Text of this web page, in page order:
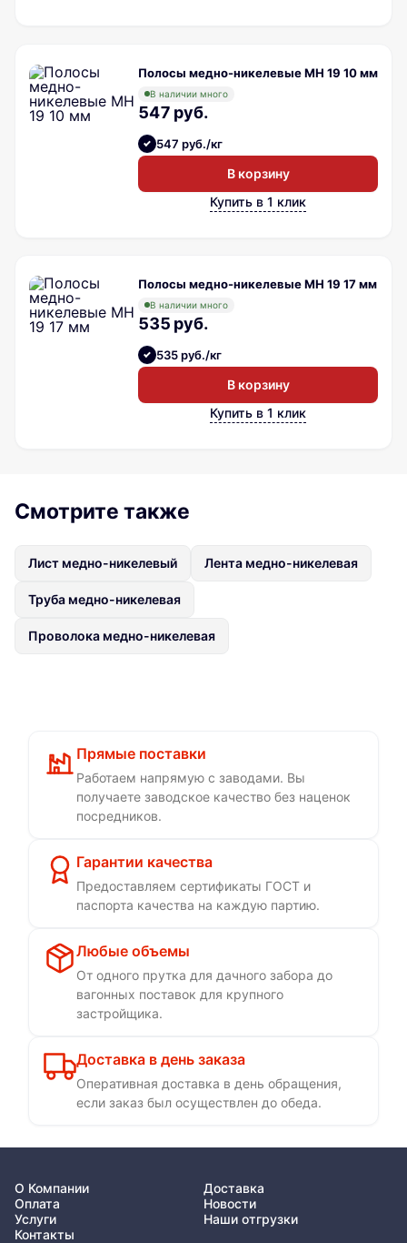
Полосы медно-никелевые МН 19 10 мм
В наличии много
547 руб.
547 руб./кг
В корзину
Купить в 1 клик
Полосы медно-никелевые МН 19 17 мм
В наличии много
535 руб.
535 руб./кг
В корзину
Купить в 1 клик
Смотрите также
Лист медно-никелевый Лента медно-никелевая
Труба медно-никелевая
Проволока медно-никелевая
Прямые поставки
Работаем напрямую с заводами. Вы
получаете заводское качество без наценок
посредников.
Гарантии качества
Предоставляем сертификаты ГОСТ и
паспорта качества на каждую партию.
Любые объемы
От одного прутка для дачного забора до
вагонных поставок для крупного
застройщика.
Доставка в день заказа
Оперативная доставка в день обращения,
если заказ был осуществлен до обеда.
О Компании
Доставка
Оплата
Новости
Услуги
Наши отгрузки
Контакты